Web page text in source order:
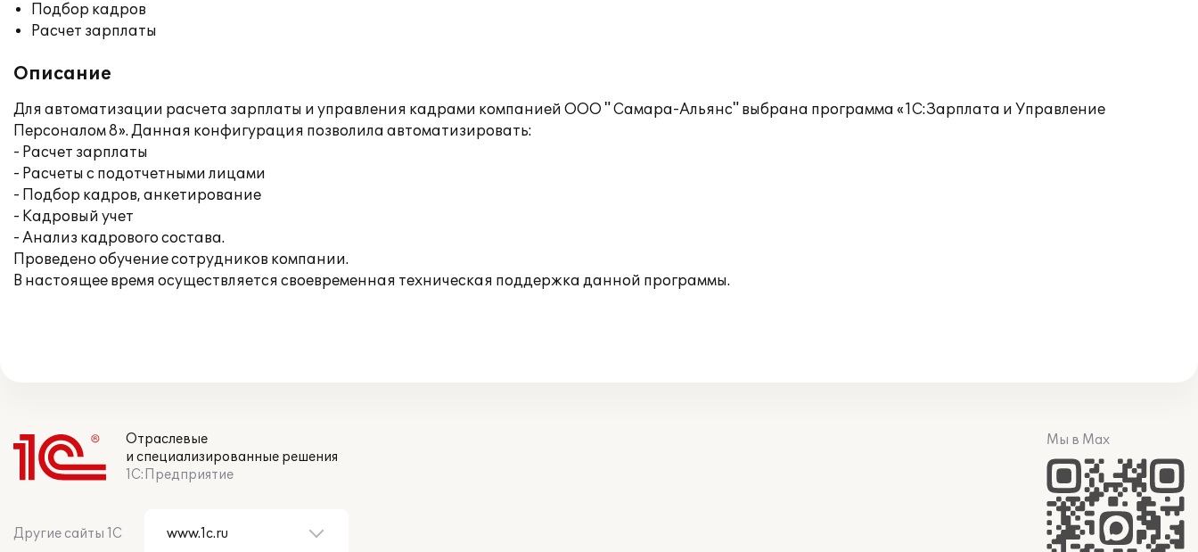
Подбор кадров
Расчет зарплаты
Описание
Для автоматизации расчета зарплаты и управления кадрами компанией ООО " Самара-Альянс" выбрана программа «1С:Зарплата и Управление
Персоналом 8». Данная конфигурация позволила автоматизировать:
- Расчет зарплаты
- Расчеты с подотчетными лицами
- Подбор кадров, анкетирование
- Кадровый учет
- Анализ кадрового состава.
Проведено обучение сотрудников компании.
В настоящее время осуществляется своевременная техническая поддержка данной программы.
Отраслевые
и специализированные решения
1С:Предприятие
Другие сайты 1С
Мы в Max